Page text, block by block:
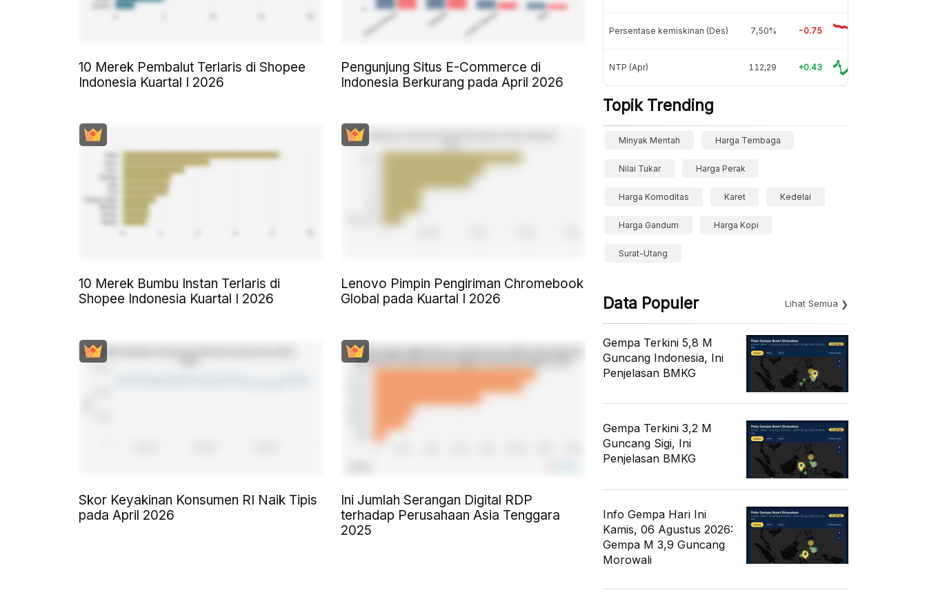
10 Merek Pembalut Terlaris di Shopee
Indonesia Kuartal I 2026
Pengunjung Situs E-Commerce di
Indonesia Berkurang pada April 2026
10 Merek Bumbu Instan Terlaris di
Shopee Indonesia Kuartal I 2026
Lenovo Pimpin Pengiriman Chromebook
Global pada Kuartal I 2026
Skor Keyakinan Konsumen RI Naik Tipis
pada April 2026
Ini Jumlah Serangan Digital RDP
terhadap Perusahaan Asia Tenggara
2025
Persentase kemiskinan (Des) 7,50% -0.75
NTP (Apr) 112,29 +0.43
Topik Trending
Minyak Mentah Harga Tembaga
Nilai Tukar Harga Perak
Harga Komoditas Karet Kedelai
Harga Gandum Harga Kopi
Surat-Utang
Data Populer Lihat Semua
Gempa Terkini 5,8 M
Guncang Indonesia, Ini
Penjelasan BMKG
Gempa Terkini 3,2 M
Guncang Sigi, Ini
Penjelasan BMKG
Info Gempa Hari Ini
Kamis, 06 Agustus 2026:
Gempa M 3,9 Guncang
Morowali